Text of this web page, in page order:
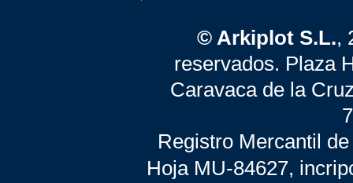
© Arkiplot S.L.,
reservados. Plaza
Caravaca de la
Registro Mercantil
Hoja MU-84627,